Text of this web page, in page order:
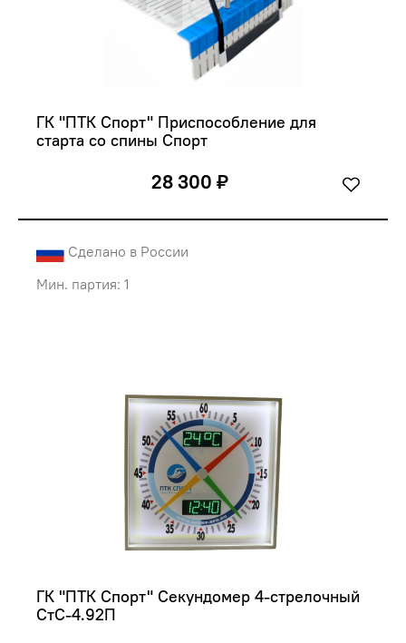
ГК "ПТК Спорт" Приспособление для
старта со спины Спорт
28 300 ₽
Сделано в России
Мин. партия: 1
ГК "ПТК Спорт" Секундомер 4-стрелочный
СтС-4.92П